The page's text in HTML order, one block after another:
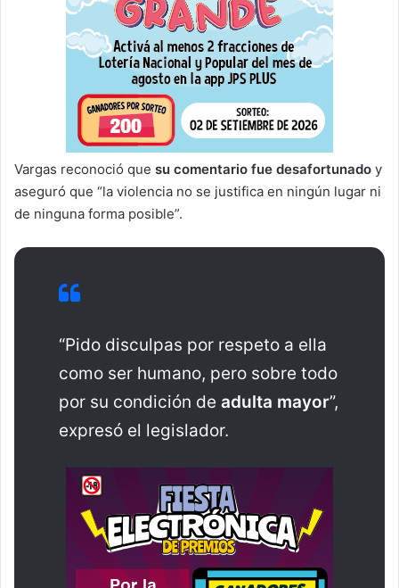
Vargas reconoció que su comentario fue desafortunado y
aseguró que “la violencia no se justifica en ningún lugar ni
de ninguna forma posible”.
“Pido disculpas por respeto a ella
como ser humano, pero sobre todo
por su condición de adulta mayor”,
expresó el legislador.